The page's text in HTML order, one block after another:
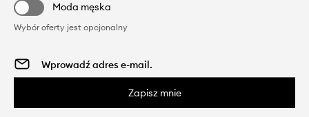
Moda męska
Wybór oferty jest opcjonalny
Zapisz mnie